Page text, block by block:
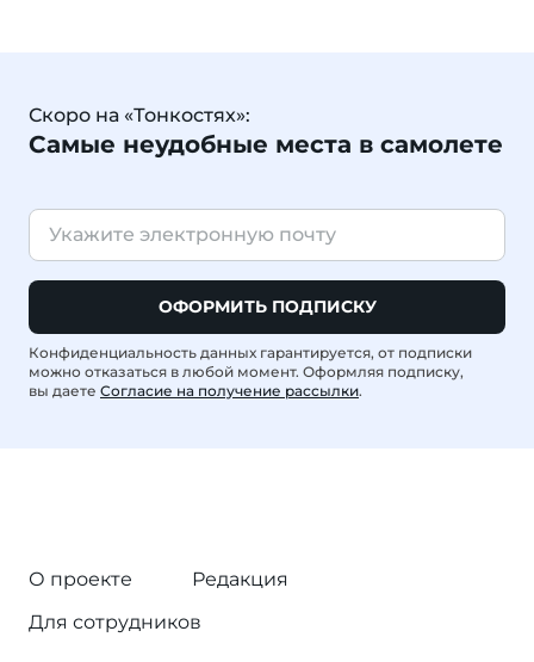
Скоро на «Тонкостях»:
Самые неудобные места в самолете
ОФОРМИТЬ ПОДПИСКУ
Конфиденциальность данных гарантируется, от подписки
можно отказаться в любой момент. Оформляя подписку,
вы даете Согласие на получение рассылки.
О проекте
Редакция
Для сотрудников